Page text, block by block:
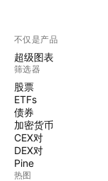
不仅是产品
超级图表
筛选器
股票
ETFs
债券
加密货币
CEX对
DEX对
Pine
热图